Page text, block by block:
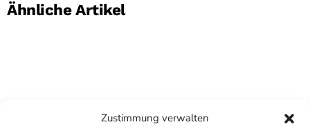
Zustimmung verwalten
Ähnliche Artikel